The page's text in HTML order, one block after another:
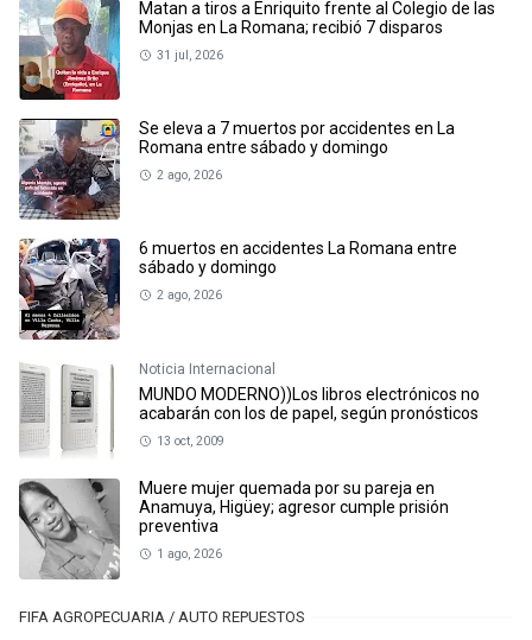
Matan a tiros a Enriquito frente al Colegio de las
Monjas en La Romana; recibió 7 disparos
31 jul, 2026
Se eleva a 7 muertos por accidentes en La
Romana entre sábado y domingo
2 ago, 2026
6 muertos en accidentes La Romana entre
sábado y domingo
2 ago, 2026
Noticia Internacional
MUNDO MODERNO))Los libros electrónicos no
acabarán con los de papel, según pronósticos
13 oct, 2009
Muere mujer quemada por su pareja en
Anamuya, Higüey; agresor cumple prisión
preventiva
1 ago, 2026
FIFA AGROPECUARIA / AUTO REPUESTOS